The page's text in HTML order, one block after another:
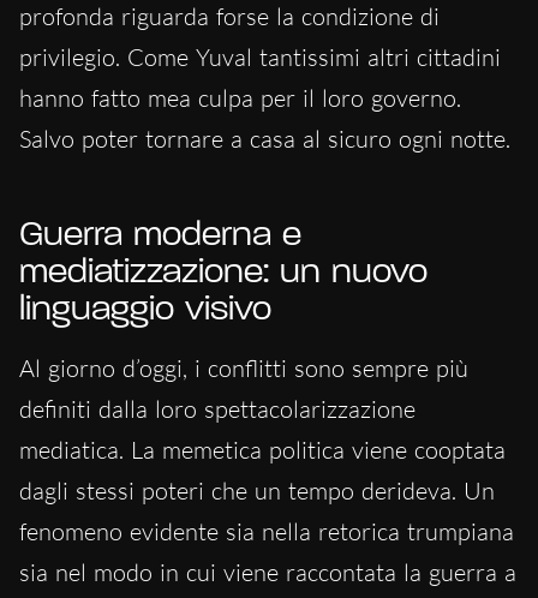
profonda riguarda forse la condizione di
privilegio. Come Yuval tantissimi altri cittadini
hanno fatto mea culpa per il loro governo.
Salvo poter tornare a casa al sicuro ogni notte.
Guerra moderna e
mediatizzazione: un nuovo
linguaggio visivo
Al giorno d’oggi, i conflitti sono sempre più
definiti dalla loro spettacolarizzazione
mediatica. La memetica politica viene cooptata
dagli stessi poteri che un tempo derideva. Un
fenomeno evidente sia nella retorica trumpiana
sia nel modo in cui viene raccontata la guerra a